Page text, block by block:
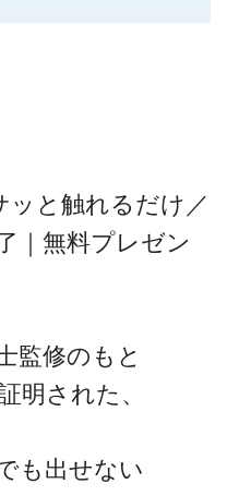
ッと触れるだけ／
｜無料プレゼン
監修のもと
明された、
も出せない